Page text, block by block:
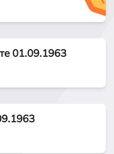
01.09.1963